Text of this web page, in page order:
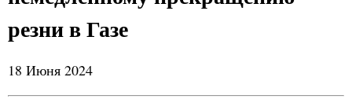
резни в Газе
18 Июня 2024